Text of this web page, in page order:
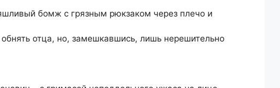
бомж с грязным рюкзаком через плечо и
отца, но, замешкавшись, лишь нерешительно